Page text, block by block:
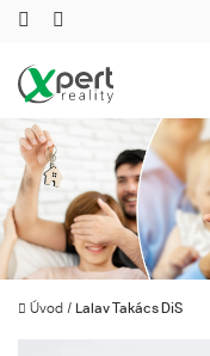
Úvod / Lalav Takács DiS